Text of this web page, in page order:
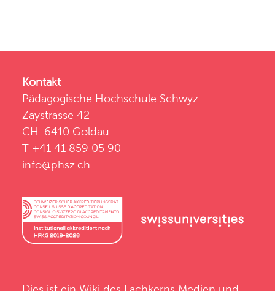
Kontakt
Pädagogische Hochschule Schwyz
Zaystrasse 42
CH-6410 Goldau
T +41 41 859 05 90
info@phsz.ch